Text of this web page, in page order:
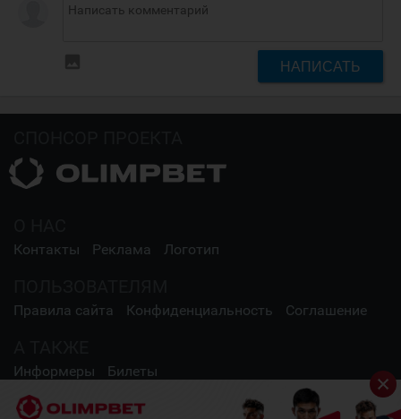
НАПИСАТЬ
Контакты Реклама Логотип
Правила сайта Конфиденциальность Соглашение
Информеры Билеты
СОЦИАЛЬНЫЕ СЕТИ